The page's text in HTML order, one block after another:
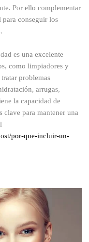
Por ello complementar
para conseguir los
es una excelente
como limpiadores y
problemas
arrugas,
la capacidad de
para mantener una
por-que-incluir-un-